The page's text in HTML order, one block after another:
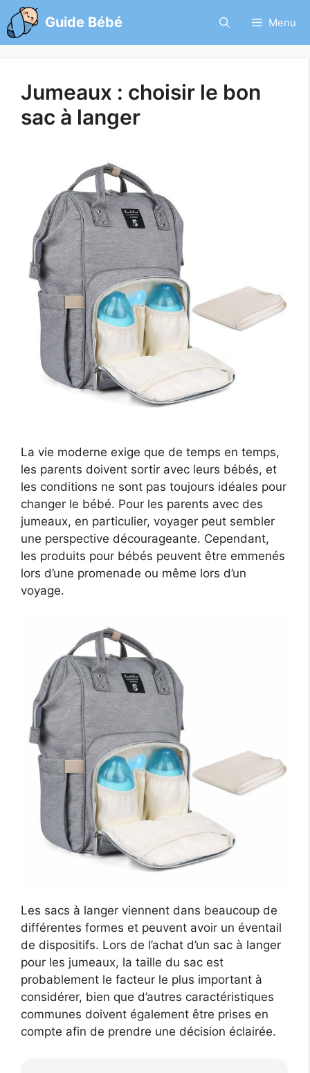
Aller
au
contenu
Guide Bébé Menu
Jumeaux : choisir le bon
sac à langer
La vie moderne exige que de temps en temps,
les parents doivent sortir avec leurs bébés, et
les conditions ne sont pas toujours idéales pour
changer le bébé. Pour les parents avec des
jumeaux, en particulier, voyager peut sembler
une perspective décourageante. Cependant,
les produits pour bébés peuvent être emmenés
lors d’une promenade ou même lors d’un
voyage.
Les sacs à langer viennent dans beaucoup de
différentes formes et peuvent avoir un éventail
de dispositifs. Lors de l’achat d’un sac à langer
pour les jumeaux, la taille du sac est
probablement le facteur le plus important à
considérer, bien que d’autres caractéristiques
communes doivent également être prises en
compte afin de prendre une décision éclairée.